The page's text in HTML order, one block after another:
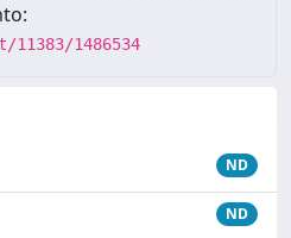
1486534
ND
ND